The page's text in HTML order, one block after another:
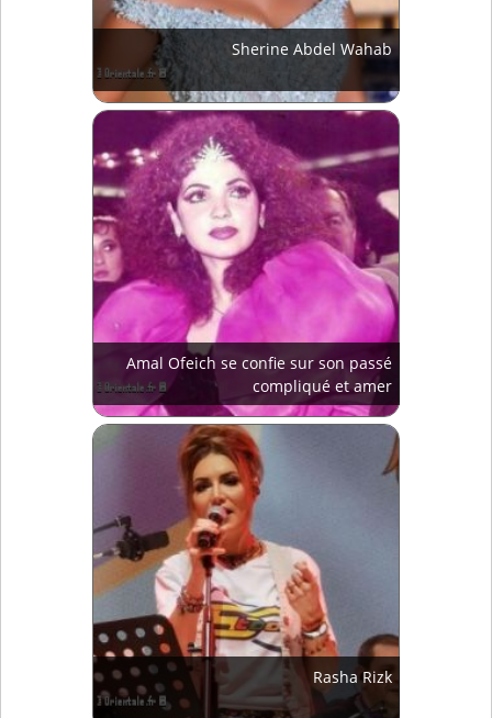
Sherine Abdel Wahab
Amal Ofeich se confie sur son passé
compliqué et amer
Rasha Rizk